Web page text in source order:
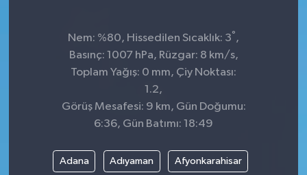
Nem: %80, Hissedilen Sıcaklık: 3° ,
Basınç: 1007 hPa, Rüzgar: 8 km/s,
Toplam Yağış: 0 mm, Çiy Noktası:
1.2,
Görüş Mesafesi: 9 km, Gün Doğumu:
6:36, Gün Batımı: 18:49
Adana Adıyaman Afyonkarahisar